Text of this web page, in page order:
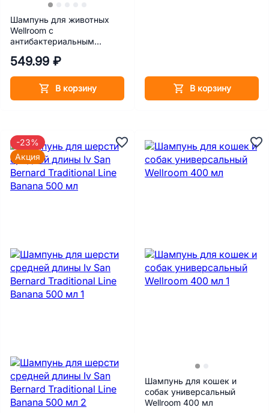
Шампунь для животных
Wellroom с
антибактериальным
549.99 ₽
В корзину В корзину
-23%
Акция
Шампунь для кошек и
собак универсальный
Wellroom 400 мл